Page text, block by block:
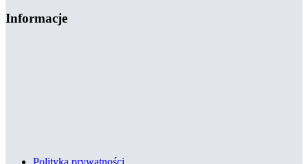
Informacje
Polityka prywatności